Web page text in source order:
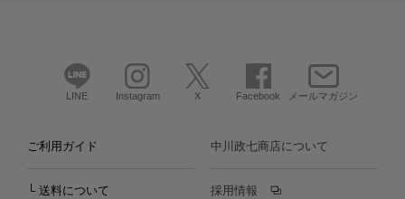
LINE Instagram X Facebook メールマガジン
ご利用ガイド
└ 送料について
中川政七商店について
採用情報